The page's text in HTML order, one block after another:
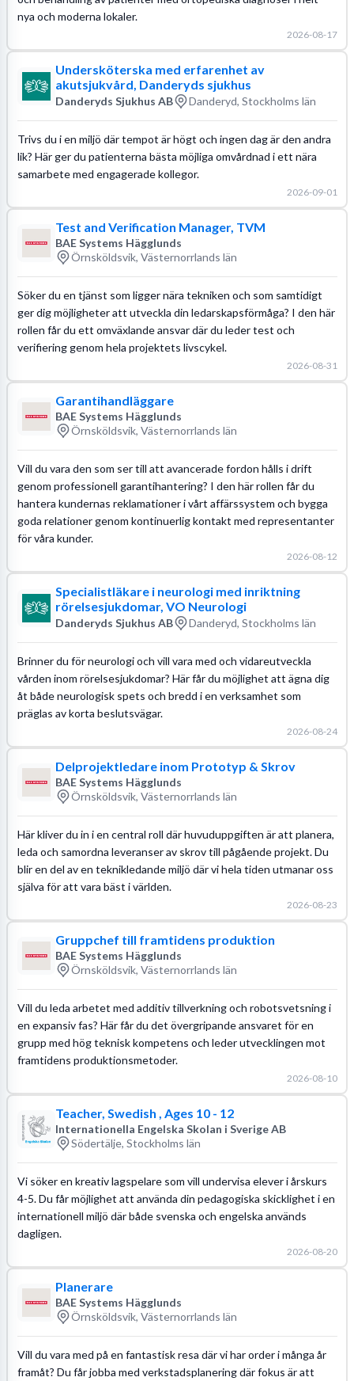
nya och moderna lokaler.
2026-08-17
Undersköterska med erfarenhet av
akutsjukvård, Danderyds sjukhus
Danderyds Sjukhus AB Danderyd, Stockholms län
Trivs du i en miljö där tempot är högt och ingen dag är den andra
lik? Här ger du patienterna bästa möjliga omvårdnad i ett nära
samarbete med engagerade kollegor.
2026-09-01
Test and Verification Manager, TVM
BAE Systems Hägglunds
Örnsköldsvik, Västernorrlands län
Söker du en tjänst som ligger nära tekniken och som samtidigt
ger dig möjligheter att utveckla din ledarskapsförmåga? I den här
rollen får du ett omväxlande ansvar där du leder test och
verifiering genom hela projektets livscykel.
2026-08-31
Garantihandläggare
BAE Systems Hägglunds
Örnsköldsvik, Västernorrlands län
Vill du vara den som ser till att avancerade fordon hålls i drift
genom professionell garantihantering? I den här rollen får du
hantera kundernas reklamationer i vårt affärssystem och bygga
goda relationer genom kontinuerlig kontakt med representanter
för våra kunder.
2026-08-12
Specialistläkare i neurologi med inriktning
rörelsesjukdomar, VO Neurologi
Danderyds Sjukhus AB Danderyd, Stockholms län
Brinner du för neurologi och vill vara med och vidareutveckla
vården inom rörelsesjukdomar? Här får du möjlighet att ägna dig
åt både neurologisk spets och bredd i en verksamhet som
präglas av korta beslutsvägar.
2026-08-24
Delprojektledare inom Prototyp & Skrov
BAE Systems Hägglunds
Örnsköldsvik, Västernorrlands län
Här kliver du in i en central roll där huvuduppgiften är att planera,
leda och samordna leveranser av skrov till pågående projekt. Du
blir en del av en teknikledande miljö där vi hela tiden utmanar oss
själva för att vara bäst i världen.
2026-08-23
Gruppchef till framtidens produktion
BAE Systems Hägglunds
Örnsköldsvik, Västernorrlands län
Vill du leda arbetet med additiv tillverkning och robotsvetsning i
en expansiv fas? Här får du det övergripande ansvaret för en
grupp med hög teknisk kompetens och leder utvecklingen mot
framtidens produktionsmetoder.
2026-08-10
Teacher, Swedish , Ages 10 - 12
Internationella Engelska Skolan i Sverige AB
Södertälje, Stockholms län
Vi söker en kreativ lagspelare som vill undervisa elever i årskurs
4-5. Du får möjlighet att använda din pedagogiska skicklighet i en
internationell miljö där både svenska och engelska används
dagligen.
2026-08-20
Planerare
BAE Systems Hägglunds
Örnsköldsvik, Västernorrlands län
Vill du vara med på en fantastisk resa där vi har order i många år
framåt? Du får jobba med verkstadsplanering där fokus är att